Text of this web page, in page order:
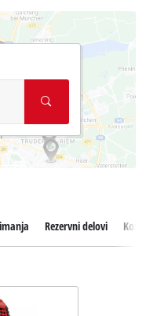
Rezervni delovi